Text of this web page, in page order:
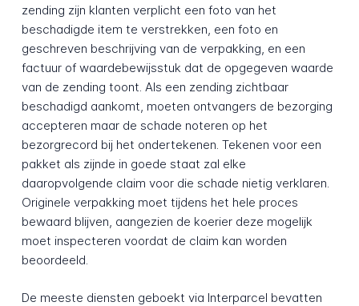
zending zijn klanten verplicht een foto van het
beschadigde item te verstrekken, een foto en
geschreven beschrijving van de verpakking, en een
factuur of waardebewijsstuk dat de opgegeven waarde
van de zending toont. Als een zending zichtbaar
beschadigd aankomt, moeten ontvangers de bezorging
accepteren maar de schade noteren op het
bezorgrecord bij het ondertekenen. Tekenen voor een
pakket als zijnde in goede staat zal elke
daaropvolgende claim voor die schade nietig verklaren.
Originele verpakking moet tijdens het hele proces
bewaard blijven, aangezien de koerier deze mogelijk
moet inspecteren voordat de claim kan worden
beoordeeld.
De meeste diensten geboekt via Interparcel bevatten